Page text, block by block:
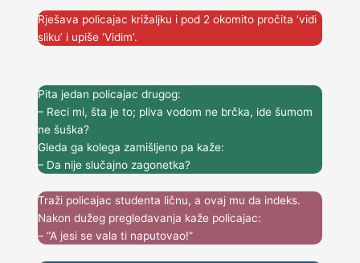
o
c
m
a
Rješava policajac križaljku i pod 2 okomito pročita ‘vidi
sliku’ i upiše ‘Vidim’.
Pita jedan policajac drugog:
– Reci mi, šta je to; pliva vodom ne brčka, ide šumom
ne šuška?
Gleda ga kolega zamišljeno pa kaže:
– Da nije slučajno zagonetka?
Traži policajac studenta ličnu, a ovaj mu da indeks.
Nakon dužeg pregledavanja kaže policajac:
– “A jesi se vala ti naputovao!”